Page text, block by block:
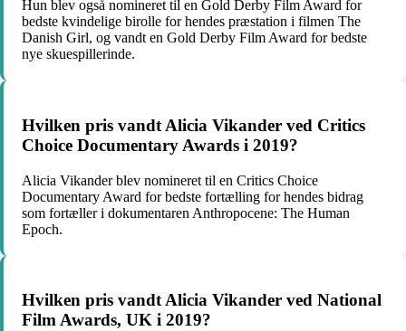
Hun blev også nomineret til en Gold Derby Film Award for
bedste kvindelige birolle for hendes præstation i filmen The
Danish Girl, og vandt en Gold Derby Film Award for bedste
nye skuespillerinde.
Hvilken pris vandt Alicia Vikander ved Critics
Choice Documentary Awards i 2019?
Alicia Vikander blev nomineret til en Critics Choice
Documentary Award for bedste fortælling for hendes bidrag
som fortæller i dokumentaren Anthropocene: The Human
Epoch.
Hvilken pris vandt Alicia Vikander ved National
Film Awards, UK i 2019?